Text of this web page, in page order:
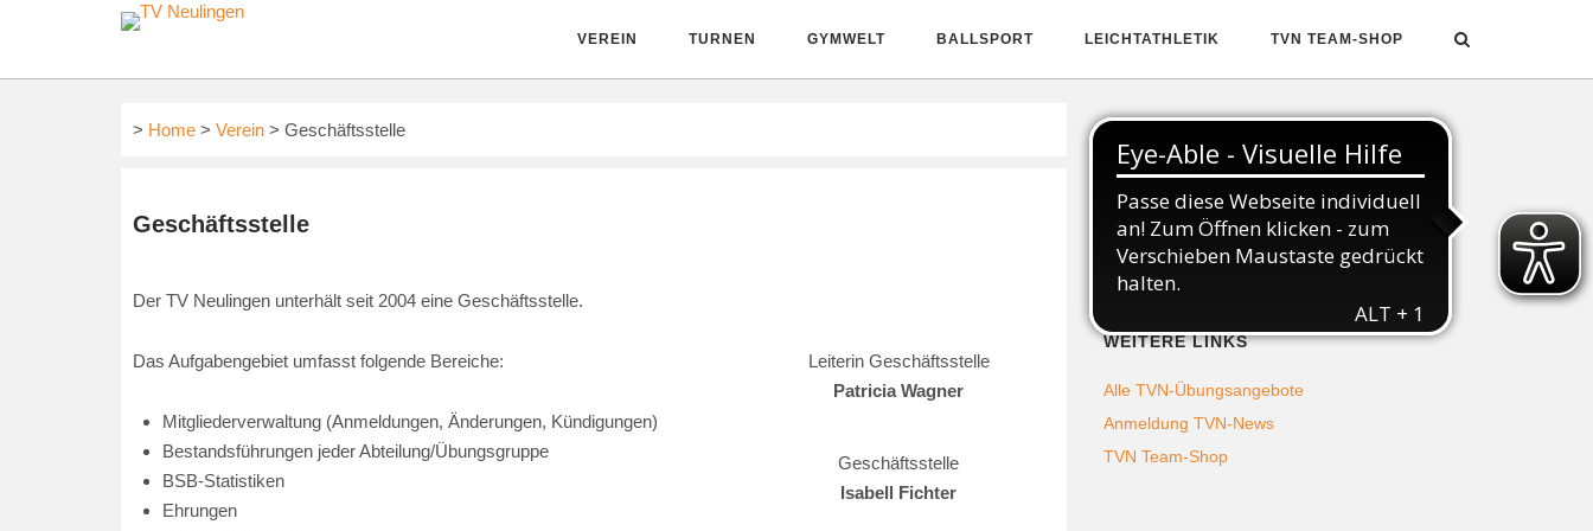
VEREIN TURNEN GYMWELT BALLSPORT LEICHTATHLETIK TVN TEAM-SHOP
> Home > Verein > Geschäftsstelle
Geschäftsstelle
Der TV Neulingen unterhält seit 2004 eine Geschäftsstelle.
Das Aufgabengebiet umfasst folgende Bereiche:
Mitgliederverwaltung (Anmeldungen, Änderungen, Kündigungen)
Bestandsführungen jeder Abteilung/Übungsgruppe
BSB-Statistiken
Ehrungen
Leiterin Geschäftsstelle
Patricia Wagner
Geschäftsstelle
Isabell Fichter
Folgt uns auf Social Media
WEITERE LINKS
Alle TVN-Übungsangebote
Anmeldung TVN-News
TVN Team-Shop